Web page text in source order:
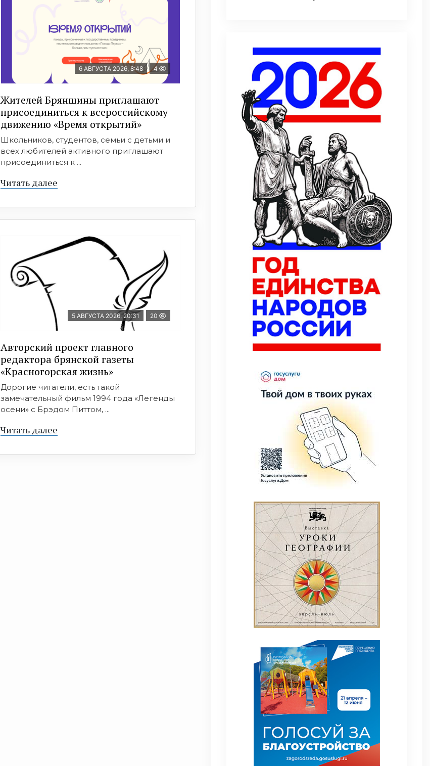
6 АВГУСТА 2026, 8:48 4
Жителей Брянщины приглашают
присоединиться к всероссийскому
движению «Время открытий»
Школьников, студентов, семьи с детьми и
всех любителей активного приглашают
присоединиться к ...
Читать далее
5 АВГУСТА 2026, 20:31 20
Авторский проект главного
редактора брянской газеты
«Красногорская жизнь»
Дорогие читатели, есть такой
замечательный фильм 1994 года «Легенды
осени» с Брэдом Питтом, ...
Читать далее